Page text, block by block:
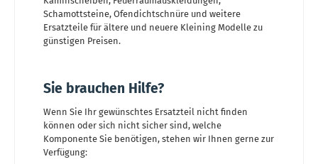
Schamottsteine, Ofendichtschnüre und weitere
Ersatzteile für ältere und neuere Kleining Modelle zu
günstigen Preisen.
Sie brauchen Hilfe?
Wenn Sie Ihr gewünschtes Ersatzteil nicht finden
können oder sich nicht sicher sind, welche
Komponente Sie benötigen, stehen wir Ihnen gerne zur
Verfügung: